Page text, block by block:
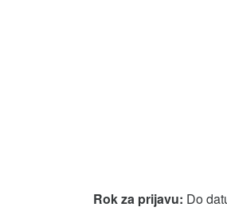
Rok za prijavu: Do